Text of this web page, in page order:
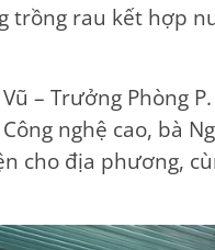
trồng rau kết hợp
– Trưởng Phòng
nghệ cao, bà
cho địa phương,